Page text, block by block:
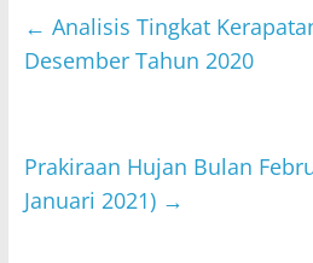
s
A
er e
b
k
l
← Analisis Tingkat
Desember Tahun 2020
Prakiraan Hujan Bulan
Januari 2021) →